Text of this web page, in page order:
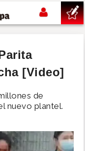
[Video]
de
nuevo plantel.